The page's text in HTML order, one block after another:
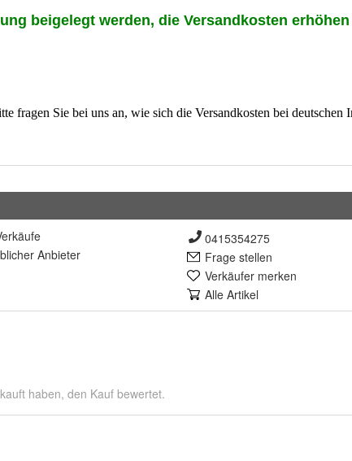
er Anbieter
0415354275
Frage stellen
Verkäufer merken
Alle Artikel
haben, den Kauf bewertet.